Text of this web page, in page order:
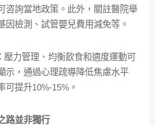
咨詢當地政策。此外，關註醫院舉
因檢測、試管嬰兒費用減免等。
壓力管理、均衡飲食和適度運動可
示，通過心理疏導降低焦慮水平
可提升10%-15%。
路並非獨行